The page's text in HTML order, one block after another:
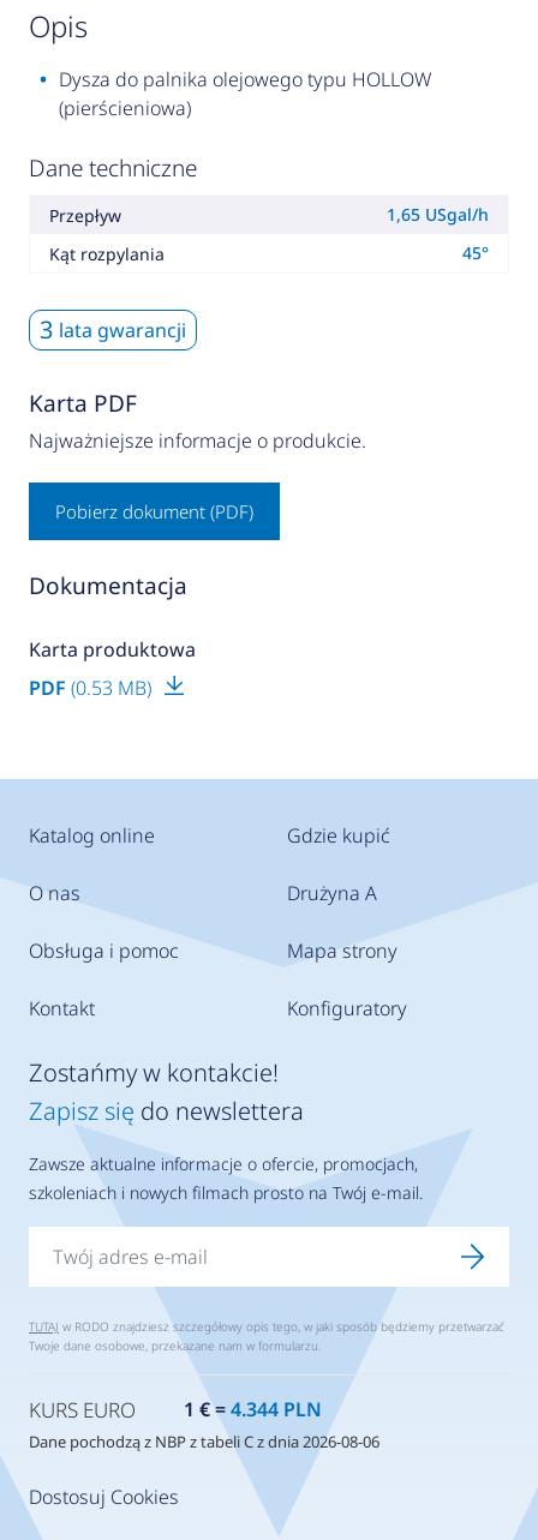
opis
Dysza do palnika olejowego typu HOLLOW
(pierścieniowa)
Dane techniczne
Przepływ
1,65 USgal/h
Kąt rozpylania
45°
3 lata gwarancji
Karta PDF
Najważniejsze informacje o produkcie.
Pobierz dokument (PDF)
Dokumentacja
Karta produktowa
PDF (0.53 MB)
Katalog online
O nas
Obsługa i pomoc
Kontakt
Gdzie kupić
Drużyna A
Mapa strony
Konfiguratory
Dostosuj Cookies
Zostańmy w kontakcie!
Zapisz się do newslettera
Zawsze aktualne informacje o ofercie, promocjach,
szkoleniach i nowych filmach prosto na Twój e-mail.
TUTAJ w RODO znajdziesz szczegółowy opis tego, w jaki sposób będziemy przetwarzać
Twoje dane osobowe, przekazane nam w formularzu.
KURS EURO 1 € =4.344 PLN
Dane pochodzą z NBP z tabeli C z dnia 2026-08-06